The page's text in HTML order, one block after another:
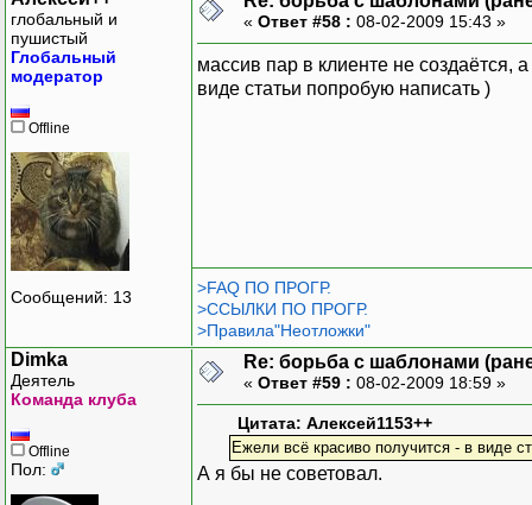
глобальный и
пушистый
Глобальный
модератор
Offline
Сообщений: 13
« Ответ #58 : 08-02-2009 15:43 »
массив пар в клиенте не создаётся,
виде статьи попробую написать )
>FAQ ПО ПРОГР.
>ССЫЛКИ ПО ПРОГР.
>Правила"Неотложки"
Dimka
Деятель
Команда клуба
Offline
Пол:
Re: борьба с шаблонами
« Ответ #59 : 08-02-2009 18:59 »
Цитата: Алексей1153++
Ежели всё красиво получится - в виде
А я бы не советовал.